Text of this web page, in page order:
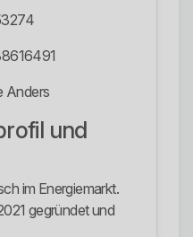
Anders
und
im Energiemarkt.
gegründet und